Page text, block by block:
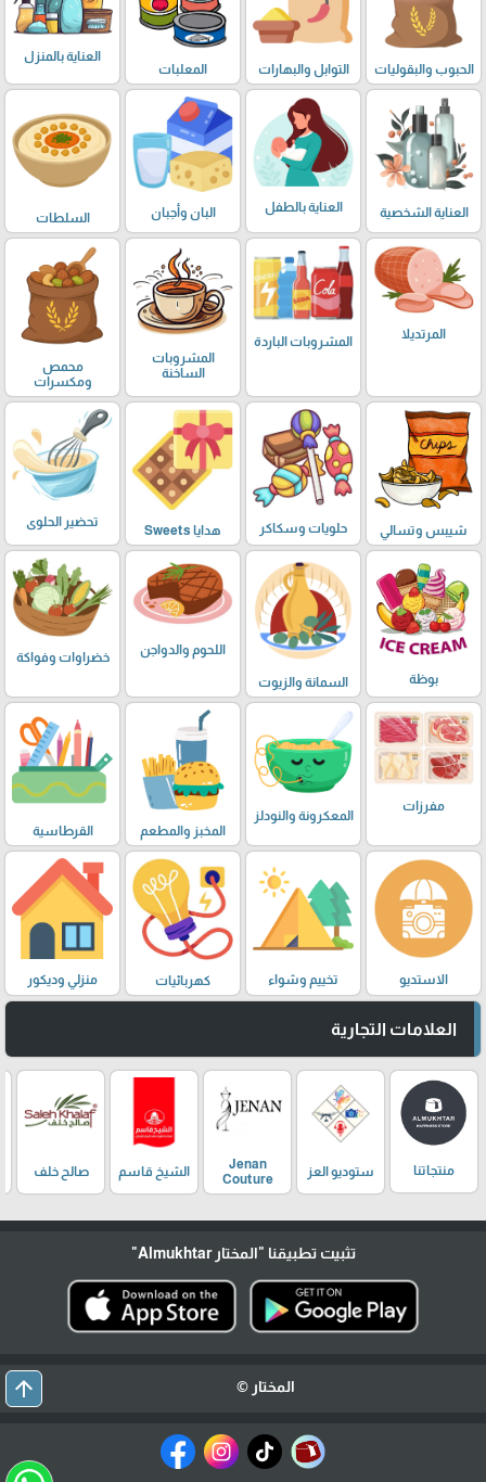
الحبوب والبقوليات التوابل والبهارات المعلبات
العناية بالمنزل
العناية الشخصية العناية بالطفل البان وأجبان السلطات
المرتديلا
المشروبات الباردة
المشروبات
الساخنة
محمص
ومكسرات
شيبس وتسالي حلويات وسكاكر هدايا Sweets
تحضير الحلوى
بوظة السمانة والزيوت
اللحوم والدواجن
خضراوات وفواكة
مفرزات
المعكرونة والنودلز
المخبز والمطعم
القرطاسية
الاستديو تخييم وشواء كهربائيات منزلي وديكور
العلامات التجارية
منتجاتنا ستوديو العز
Jenan
Couture
الشيخ قاسم صالح خلف
تثبيت تطبيقنا "المختار Almukhtar"
المختار © arrow_upward